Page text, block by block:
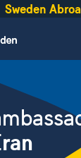
Sweden